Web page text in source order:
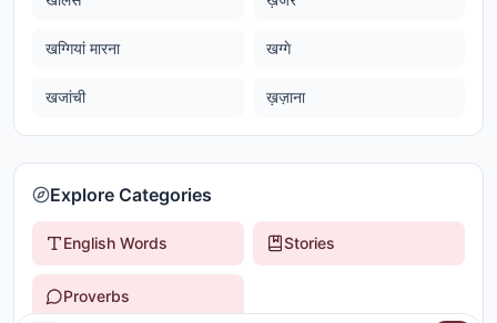
खग्गियां मारना खग्गे
खजांची ख़ज़ाना
Explore Categories
English Words Stories
Proverbs